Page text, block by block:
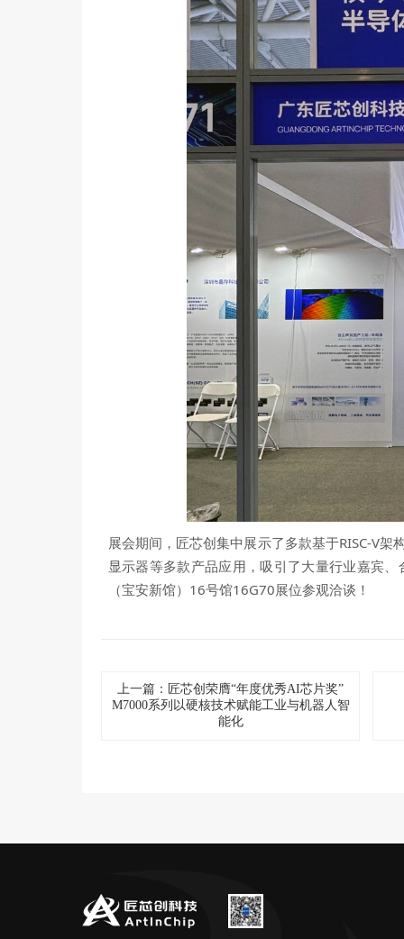
展会期间，匠芯创集中展示了多款基于RISC-V
显示器等多款产品应用，吸引了大量行业嘉宾
（宝安新馆）16号馆16G70展位参观洽谈！
上一篇：匠芯创荣膺“年度优秀AI芯片奖”
M7000系列以硬核技术赋能工业与机器人智
能化